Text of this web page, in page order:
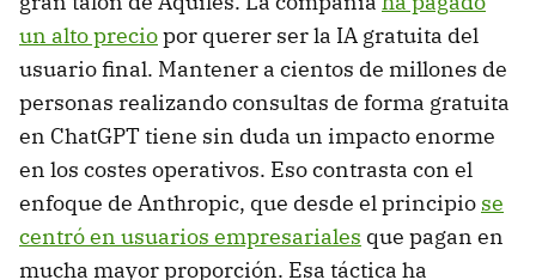
un alto preciopor querer ser la IA gratuita del
usuario final. Mantener a cientos de millones de
personas realizando consultas de forma gratuita
en ChatGPT tiene sin duda un impacto enorme
en los costes operativos. Eso contrasta con el
enfoque de Anthropic, que desde el principio se
centró en usuarios empresariales que pagan en
mucha mayor proporción. Esa táctica ha